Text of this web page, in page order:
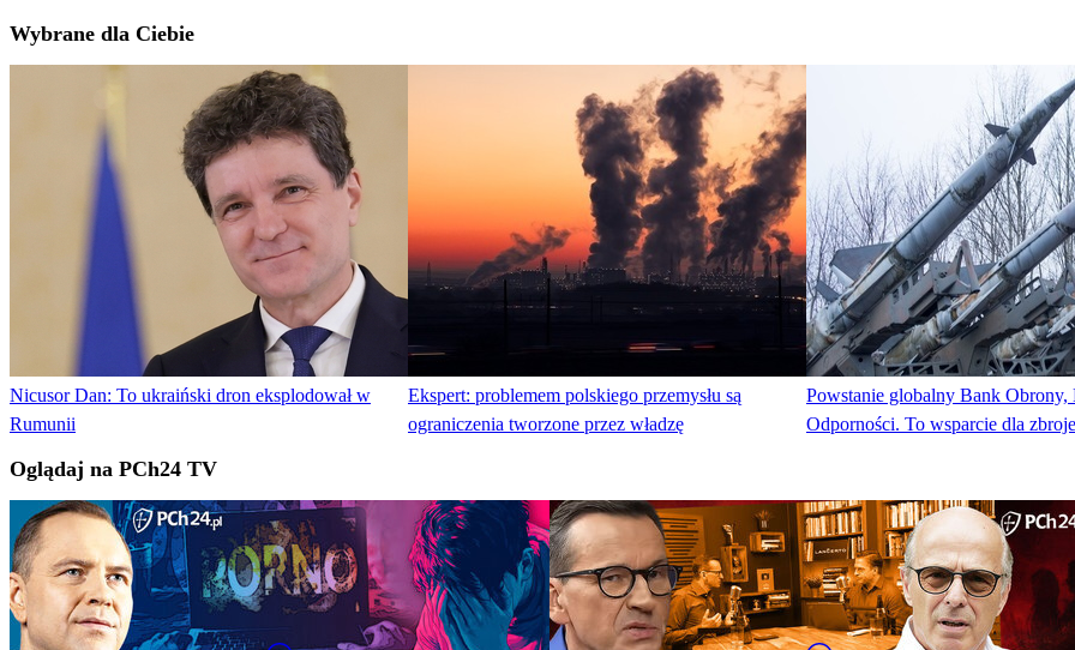
Wybrane dla Ciebie
Nicusor Dan: To ukraiński dron eksplodował w
Rumunii
Ekspert: problemem polskiego przemysłu są
ograniczenia tworzone przez władzę
Powstanie globalny Bank Obrony,
Odporności. To wsparcie dla
Oglądaj na PCh24 TV